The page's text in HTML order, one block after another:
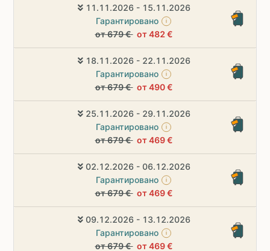
11.11.2026 - 15.11.2026
Гарантировано
i
от 679 €от 482 €
18.11.2026 - 22.11.2026
Гарантировано
i
от 679 €от 490 €
25.11.2026 - 29.11.2026
Гарантировано
i
от 679 €от 469 €
02.12.2026 - 06.12.2026
Гарантировано
i
от 679 €от 469 €
09.12.2026 - 13.12.2026
Гарантировано
i
от 679 €от 469 €